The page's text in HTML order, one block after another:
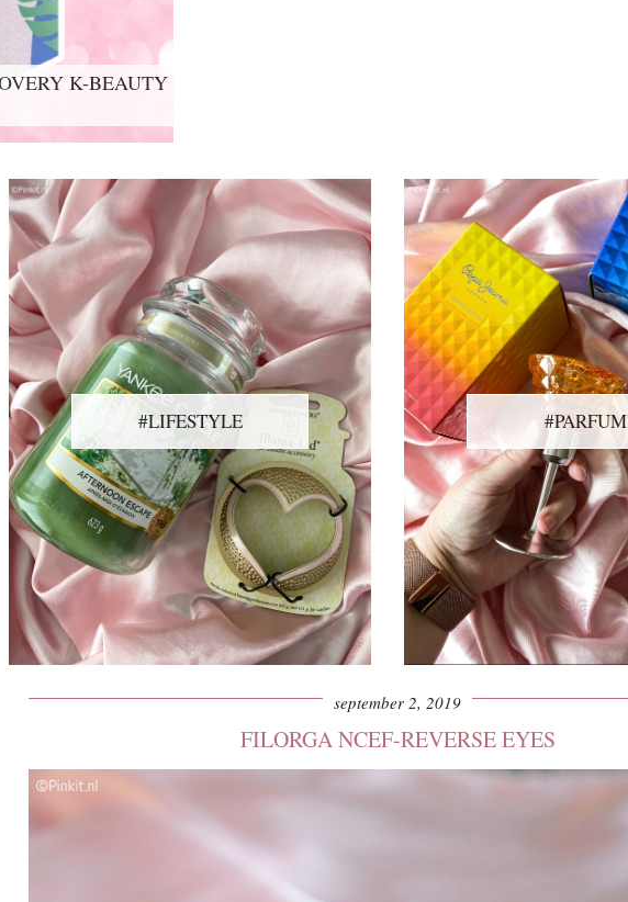
K-BEAUTY
UNBOXING
#LIFESTYLE #PARFUM
september 2, 2019
FILORGA NCEF-REVERSE EYES